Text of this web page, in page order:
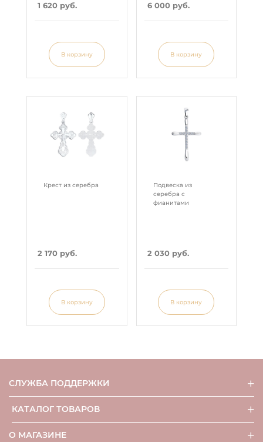
1 620 руб.
В корзину
6 000 руб.
В корзину
Крест из серебра
2 170 руб.
В корзину
Подвеска из
серебра с
фианитами
2 030 руб.
В корзину
СЛУЖБА ПОДДЕРЖКИ
КАТАЛОГ ТОВАРОВ
О МАГАЗИНЕ